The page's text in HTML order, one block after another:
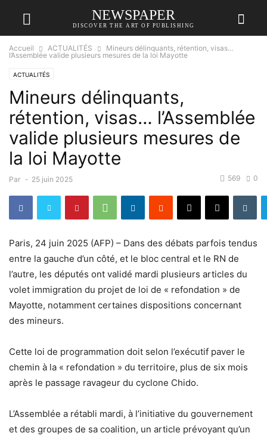
NEWSPAPER
DISCOVER THE ART OF PUBLISHING
Accueil ACTUALITÉS
Mineurs délinquants, rétention, visas…
l’Assemblée valide plusieurs mesures de la loi Mayotte
ACTUALITÉS
Mineurs délinquants,
rétention, visas… l’Assemblée
valide plusieurs mesures de
la loi Mayotte
Par - 25 juin 2025 0
569
Paris, 24 juin 2025 (AFP) – Dans des débats parfois tendus
entre la gauche d’un côté, et le bloc central et le RN de
l’autre, les députés ont validé mardi plusieurs articles du
volet immigration du projet de loi de « refondation » de
Mayotte, notamment certaines dispositions concernant
des mineurs.
Cette loi de programmation doit selon l’exécutif paver le
chemin à la « refondation » du territoire, plus de six mois
après le passage ravageur du cyclone Chido.
L’Assemblée a rétabli mardi, à l’initiative du gouvernement
et des groupes de sa coalition, un article prévoyant qu’un